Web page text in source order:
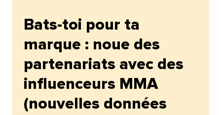
Bats-toi pour ta
marque : noue des
partenariats avec des
influenceurs MMA
(nouvelles données